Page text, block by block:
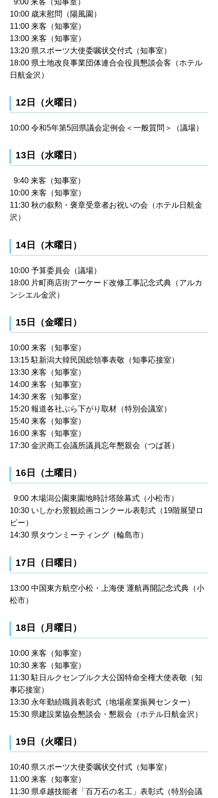
10:00 歳末慰問（陽風園）
11:00 来客（知事室）
13:00 来客（知事室）
13:20 県スポーツ大使委嘱状交付式（知事室）
18:00 県土地改良事業団体連合会役員懇談会客（ホテル
日航金沢）
12日（火曜日）
10:00 令和5年第5回県議会定例会＜一般質問＞（議場）
13日（水曜日）
9:40 来客（知事室）
10:00 来客（知事室）
11:30 秋の叙勲・褒章受章者お祝いの会（ホテル日航金
沢）
14日（木曜日）
10:00 予算委員会（議場）
18:00 片町商店街アーケード改修工事記念式典（アルカ
ンシエル金沢）
15日（金曜日）
10:00 来客（知事室）
13:15 駐新潟大韓民国総領事表敬（知事応接室）
13:30 来客（知事室）
14:00 来客（知事室）
14:30 来客（知事室）
15:20 報道各社ぶら下がり取材（特別会議室）
15:40 来客（知事室）
16:00 来客（知事室）
17:30 金沢商工会議所議員忘年懇親会（つば甚）
16日（土曜日）
9:00 木場潟公園東園地時計塔除幕式（小松市）
10:30 いしかわ景観絵画コンクール表彰式（19階展望ロ
ビー）
14:30 県タウンミーティング（輪島市）
17日（日曜日）
13:00 中国東方航空小松・上海便 運航再開記念式典（小
松市）
18日（月曜日）
10:00 来客（知事室）
10:30 来客（知事室）
11:30 駐日ルクセンブルク大公国特命全権大使表敬（知
事応接室）
13:30 永年勤続職員表彰式（地場産業振興センター）
15:30 県建設業協会懇談会・懇親会（ホテル日航金沢）
19日（火曜日）
10:40 県スポーツ大使委嘱状交付式（知事室）
11:00 来客（知事室）
11:30 県卓越技能者「百万石の名工」表彰式（特別会議